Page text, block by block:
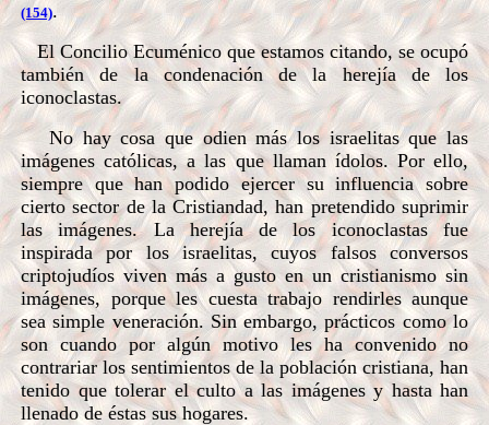
(154).
El Concilio Ecuménico que estamos citando, se ocupó
también de la condenación de la herejía de los
iconoclastas.
No hay cosa que odien más los israelitas que las
imágenes católicas, a las que llaman ídolos. Por ello,
siempre que han podido ejercer su influencia sobre
cierto sector de la Cristiandad, han pretendido suprimir
las imágenes. La herejía de los iconoclastas fue
inspirada por los israelitas, cuyos falsos conversos
criptojudíos viven más a gusto en un cristianismo sin
imágenes, porque les cuesta trabajo rendirles aunque
sea simple veneración. Sin embargo, prácticos como lo
son cuando por algún motivo les ha convenido no
contrariar los sentimientos de la población cristiana, han
tenido que tolerar el culto a las imágenes y hasta han
llenado de éstas sus hogares.